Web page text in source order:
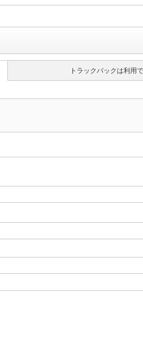
トラックバックは利用